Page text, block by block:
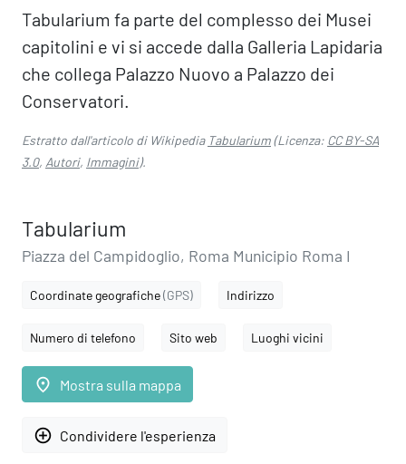
Tabularium fa parte del complesso dei Musei
capitolini e vi si accede dalla Galleria Lapidaria
che collega Palazzo Nuovo a Palazzo dei
Conservatori.
Estratto dall'articolo di Wikipedia Tabularium(Licenza: CC BY-SA
3.0, Autori, Immagini).
Tabularium
Piazza del Campidoglio, Roma Municipio Roma I
Coordinate geografiche(GPS) Indirizzo
Numero di telefono Sito web Luoghi vicini
place Mostra sulla mappa
add_circle_outline Condividere l'esperienza